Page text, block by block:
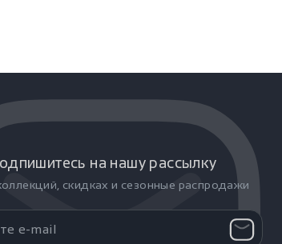
на нашу рассылку
скидках и сезонные распродажи